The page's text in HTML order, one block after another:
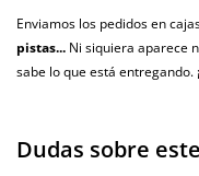
Enviamos los pedidos en
pistas... Ni siquiera aparece
sabe lo que está entregando.
Dudas sobre